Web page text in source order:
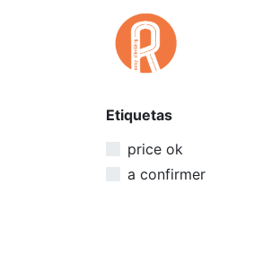
Etiquetas
price ok
a confirmer